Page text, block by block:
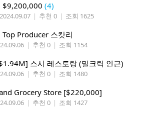
$9,200,000 (4)
2024.09.07 | 추천 0 | 조회 1625
Producer 스캇리
| 추천 0 | 조회 1154
스시 레스토랑 (밀크릭 인근)
| 추천 0 | 조회 1480
Grocery Store [$220,000]
| 추천 0 | 조회 1427